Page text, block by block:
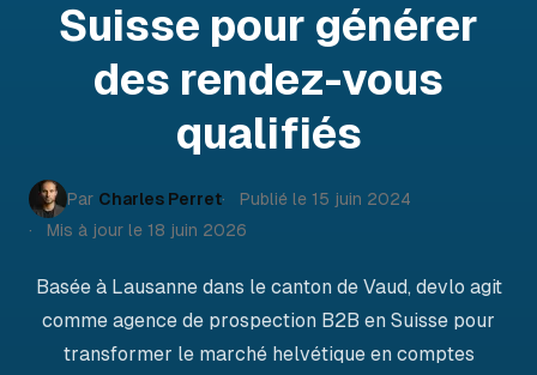
Suisse pour générer
des rendez-vous
qualifiés
Par Charles Perret Publié le 15 juin 2024
Mis à jour le 18 juin 2026
Basée à Lausanne dans le canton de Vaud, devlo agit
comme agence de prospection B2B en Suisse pour
transformer le marché helvétique en comptes